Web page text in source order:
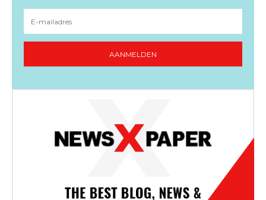
AANMELDEN